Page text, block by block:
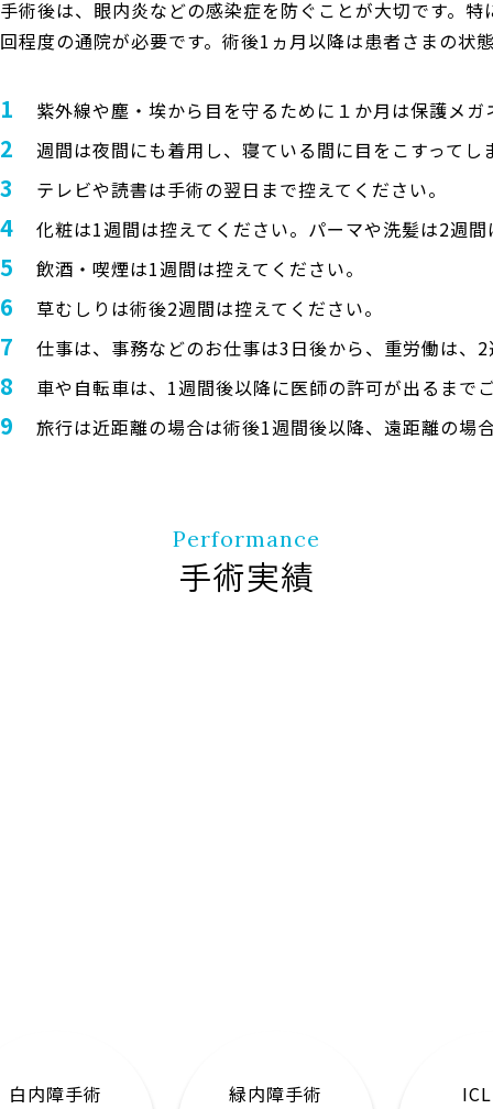
手術後は、眼内炎などの感染症を防ぐことが大切です。
回程度の通院が必要です。術後1ヵ月以降は患者さまの状
1 紫外線や塵・埃から目を守るために１か月は保護メ
2 週間は夜間にも着用し、寝ている間に目をこすって
3 テレビや読書は手術の翌日まで控えてください。
4 化粧は1週間は控えてください。パーマや洗髪は2週
5 飲酒・喫煙は1週間は控えてください。
6 草むしりは術後2週間は控えてください。
7 仕事は、事務などのお仕事は3日後から、重労働は、
8 車や自転車は、1週間後以降に医師の許可が出るまで
9 旅行は近距離の場合は術後1週間後以降、遠距離の場
Performance
手術実績
白内障手術 緑内障手術